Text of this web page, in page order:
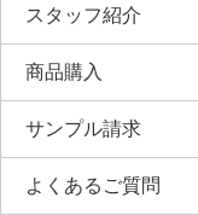
スタッフ紹介
商品購入
サンプル請求
よくあるご質問